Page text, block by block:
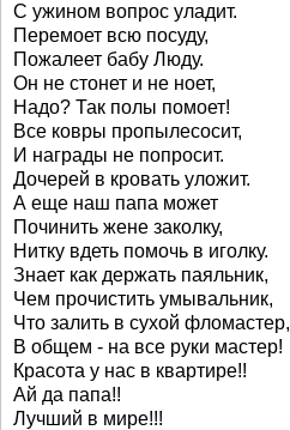
С ужином вопрос уладит.
Перемоет всю посуду,
Пожалеет бабу Люду.
Он не стонет и не ноет,
Надо? Так полы помоет!
Все ковры пропылесосит,
И награды не попросит.
Дочерей в кровать уложит.
А еще наш папа может
Починить жене заколку,
Нитку вдеть помочь в иголку.
Знает как держать паяльник,
Чем прочистить умывальник,
Что залить в сухой фломастер,
В общем - на все руки мастер!
Красота у нас в квартире!!
Ай да папа!!
Лучший в мире!!!